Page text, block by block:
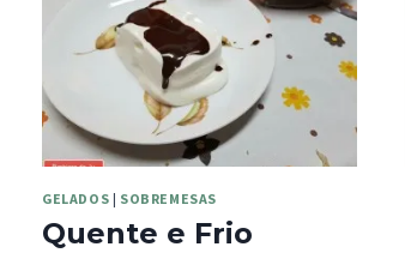
GELADOS | SOBREMESAS
Quente e Frio